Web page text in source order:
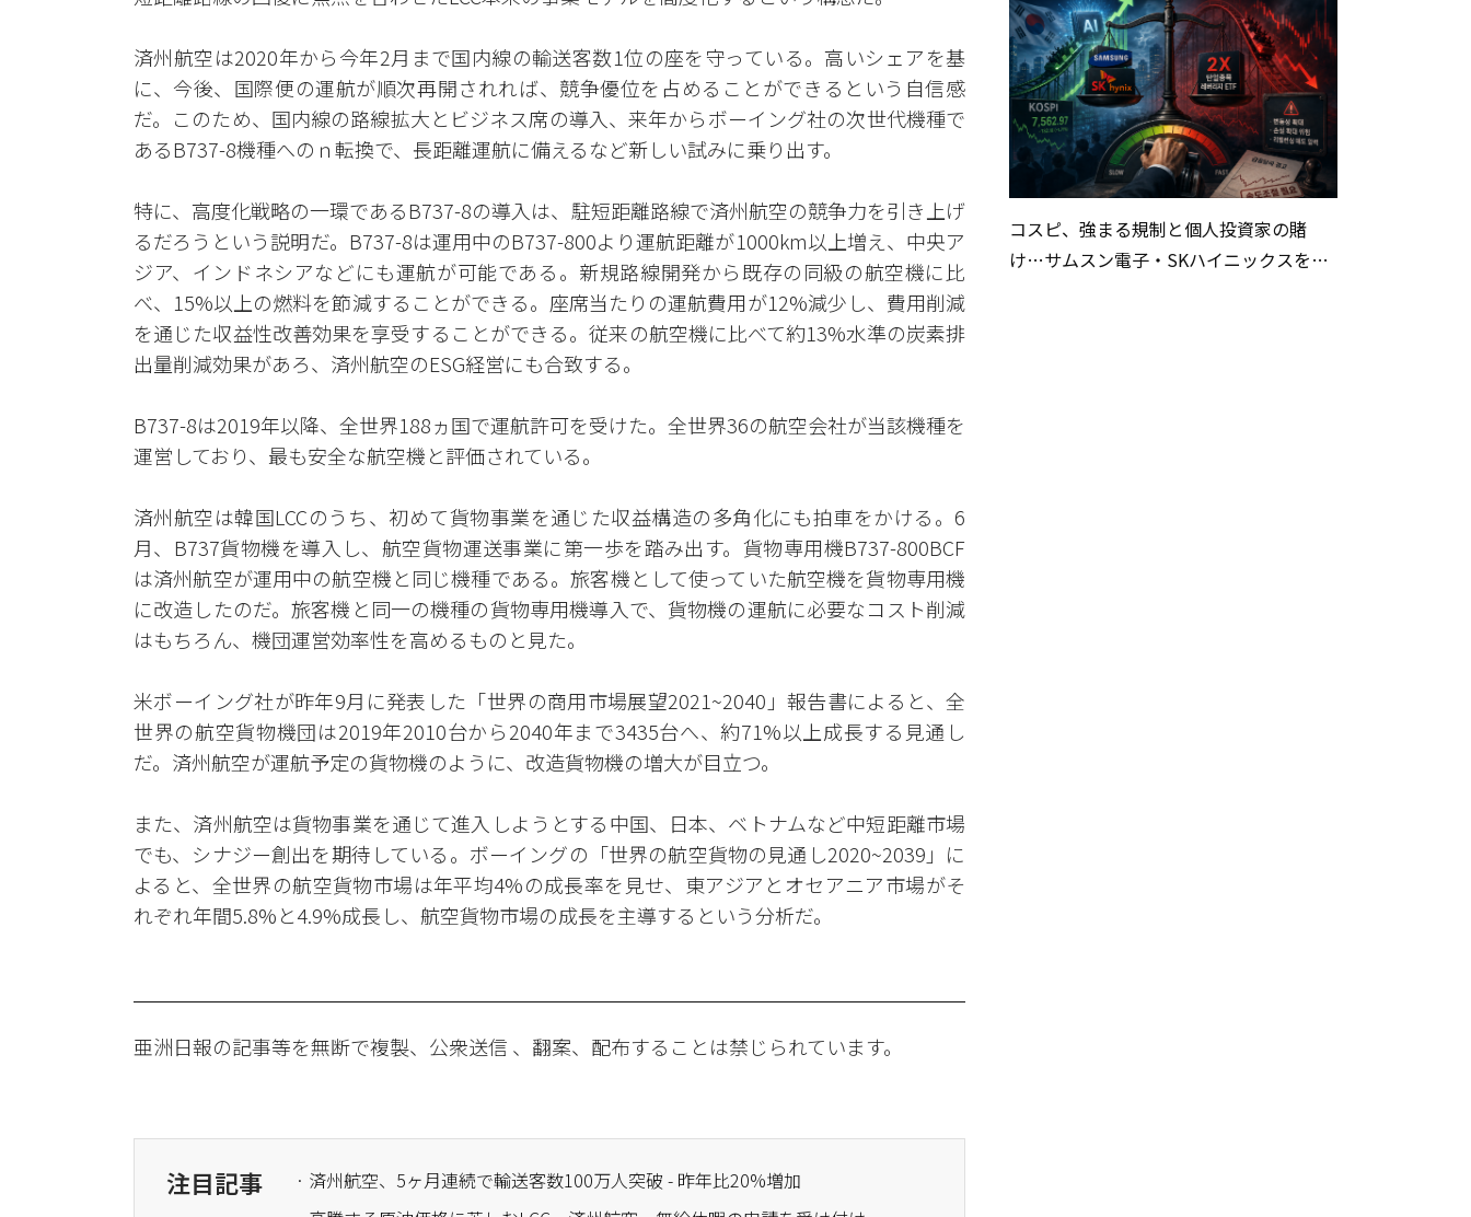
済州航空は2020年から今年2月まで国内線の輸送客数1位の座を守っている。高いシェアを基
に、今後、国際便の運航が順次再開されれば、競争優位を占めることができるという自信感
だ。このため、国内線の路線拡大とビジネス席の導入、来年からボーイング社の次世代機種で
あるB737-8機種へのｎ転換で、長距離運航に備えるなど新しい試みに乗り出す。
特に、高度化戦略の一環であるB737-8の導入は、駐短距離路線で済州航空の競争力を引き上げ
るだろうという説明だ。B737-8は運用中のB737-800より運航距離が1000km以上増え、中央ア
ジア、インドネシアなどにも運航が可能である。新規路線開発から既存の同級の航空機に比
べ、15%以上の燃料を節減することができる。座席当たりの運航費用が12%減少し、費用削減
を通じた収益性改善効果を享受することができる。従来の航空機に比べて約13%水準の炭素排
出量削減効果があろ、済州航空のESG経営にも合致する。
B737-8は2019年以降、全世界188ヵ国で運航許可を受けた。全世界36の航空会社が当該機種を
運営しており、最も安全な航空機と評価されている。
済州航空は韓国LCCのうち、初めて貨物事業を通じた収益構造の多角化にも拍車をかける。6
月、B737貨物機を導入し、航空貨物運送事業に第一歩を踏み出す。貨物専用機B737-800BCF
は済州航空が運用中の航空機と同じ機種である。旅客機として使っていた航空機を貨物専用機
に改造したのだ。旅客機と同一の機種の貨物専用機導入で、貨物機の運航に必要なコスト削減
はもちろん、機団運営効率性を高めるものと見た。
米ボーイング社が昨年9月に発表した「世界の商用市場展望2021~2040」報告書によると、全
世界の航空貨物機団は2019年2010台から2040年まで3435台へ、約71%以上成長する見通し
だ。済州航空が運航予定の貨物機のように、改造貨物機の増大が目立つ。
また、済州航空は貨物事業を通じて進入しようとする中国、日本、ベトナムなど中短距離市場
でも、シナジー創出を期待している。ボーイングの「世界の航空貨物の見通し2020~2039」に
よると、全世界の航空貨物市場は年平均4%の成長率を見せ、東アジアとオセアニア市場がそ
れぞれ年間5.8%と4.9%成長し、航空貨物市場の成長を主導するという分析だ。
亜洲日報の記事等を無断で複製、公衆送信 、翻案、配布することは禁じられています。
注目記事
· 済州航空、5ヶ月連続で輸送客数100万人突破 - 昨年比20%増加
コスピ、強まる規制と個人投資家の賭
け…サムスン電子・SKハイニックスを巡